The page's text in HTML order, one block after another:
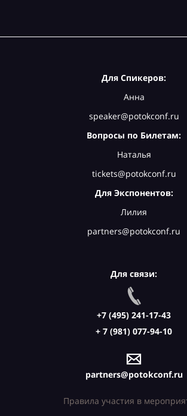
Для Спикеров:
Анна
speaker@potokconf.ru
Вопросы по Билетам:
Наталья
tickets@potokconf.ru
Для Экспонентов:
Лилия
partners@potokconf.ru
Для связи:
+7 (495) 241-17-43
+ 7 (981) 077-94-10
partners@potokconf.ru
Правила участия в